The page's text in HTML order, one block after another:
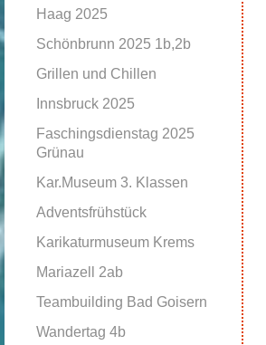
Haag 2025
Schönbrunn 2025 1b,2b
Grillen und Chillen
Innsbruck 2025
Faschingsdienstag 2025
Grünau
Kar.Museum 3. Klassen
Adventsfrühstück
Karikaturmuseum Krems
Mariazell 2ab
Teambuilding Bad Goisern
Wandertag 4b